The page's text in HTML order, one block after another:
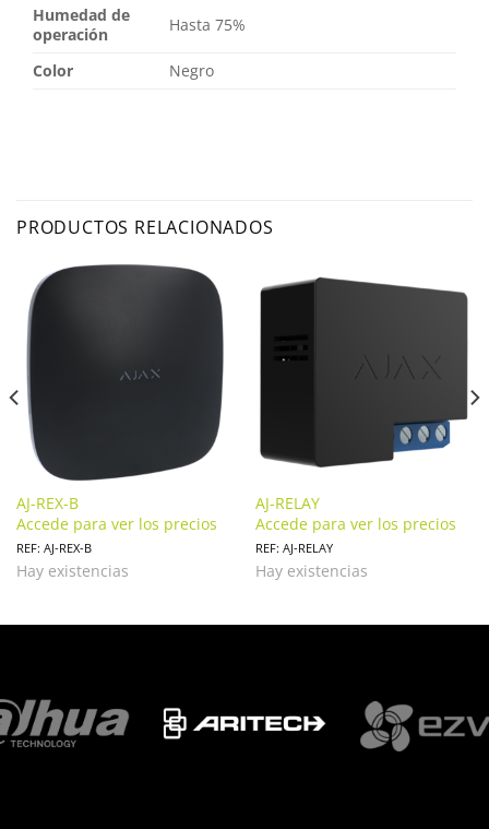
Humedad de
operación
Hasta 75%
Color Negro
PRODUCTOS RELACIONADOS
AJ-REX-B
Accede para ver los precios
REF: AJ-REX-B
Hay existencias
AJ-RELAY
Accede para ver los precios
REF: AJ-RELAY
Hay existencias